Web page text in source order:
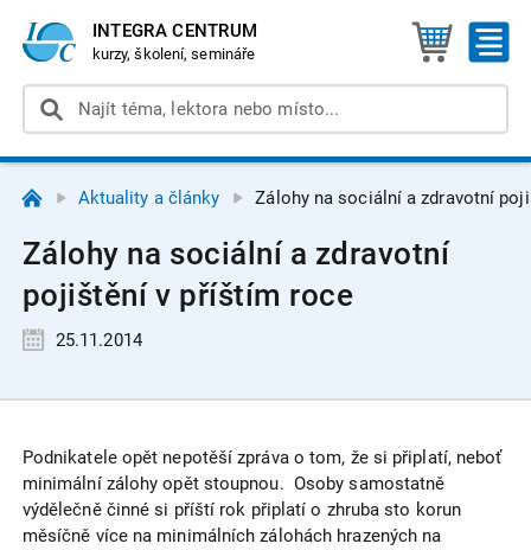
INTEGRA CENTRUM
kurzy, školení, semináře
Aktuality a články Zálohy na sociální a zdravotní
Zálohy na sociální a zdravotní
pojištění v příštím roce
25.11.2014
Podnikatele opět nepotěší zpráva o tom, že si připlatí, neboť
minimální zálohy opět stoupnou. Osoby samostatně
výdělečně činné si příští rok připlatí o zhruba sto korun
měsíčně více na minimálních zálohách hrazených na